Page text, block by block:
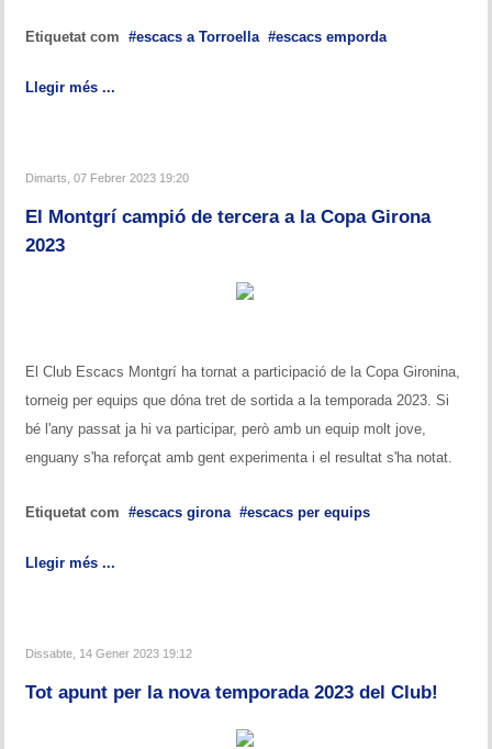
Etiquetat com escacs a Torroella escacs emporda
Llegir més ...
Dimarts, 07 Febrer 2023 19:20
El Montgrí campió de tercera a la Copa Girona
2023
El Club Escacs Montgrí ha tornat a participació de la Copa Gironina,
torneig per equips que dóna tret de sortida a la temporada 2023. Si
bé l'any passat ja hi va participar, però amb un equip molt jove,
enguany s'ha reforçat amb gent experimenta i el resultat s'ha notat.
Etiquetat com escacs girona escacs per equips
Llegir més ...
Dissabte, 14 Gener 2023 19:12
Tot apunt per la nova temporada 2023 del Club!